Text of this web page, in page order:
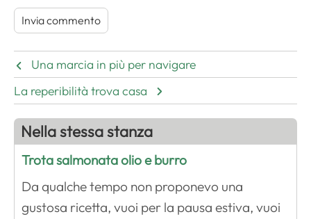
Una marcia in più per navigare
La reperibilità trova casa
Nella stessa stanza
Trota salmonata olio e burro
Da qualche tempo non proponevo una
gustosa ricetta, vuoi per la pausa estiva, vuoi